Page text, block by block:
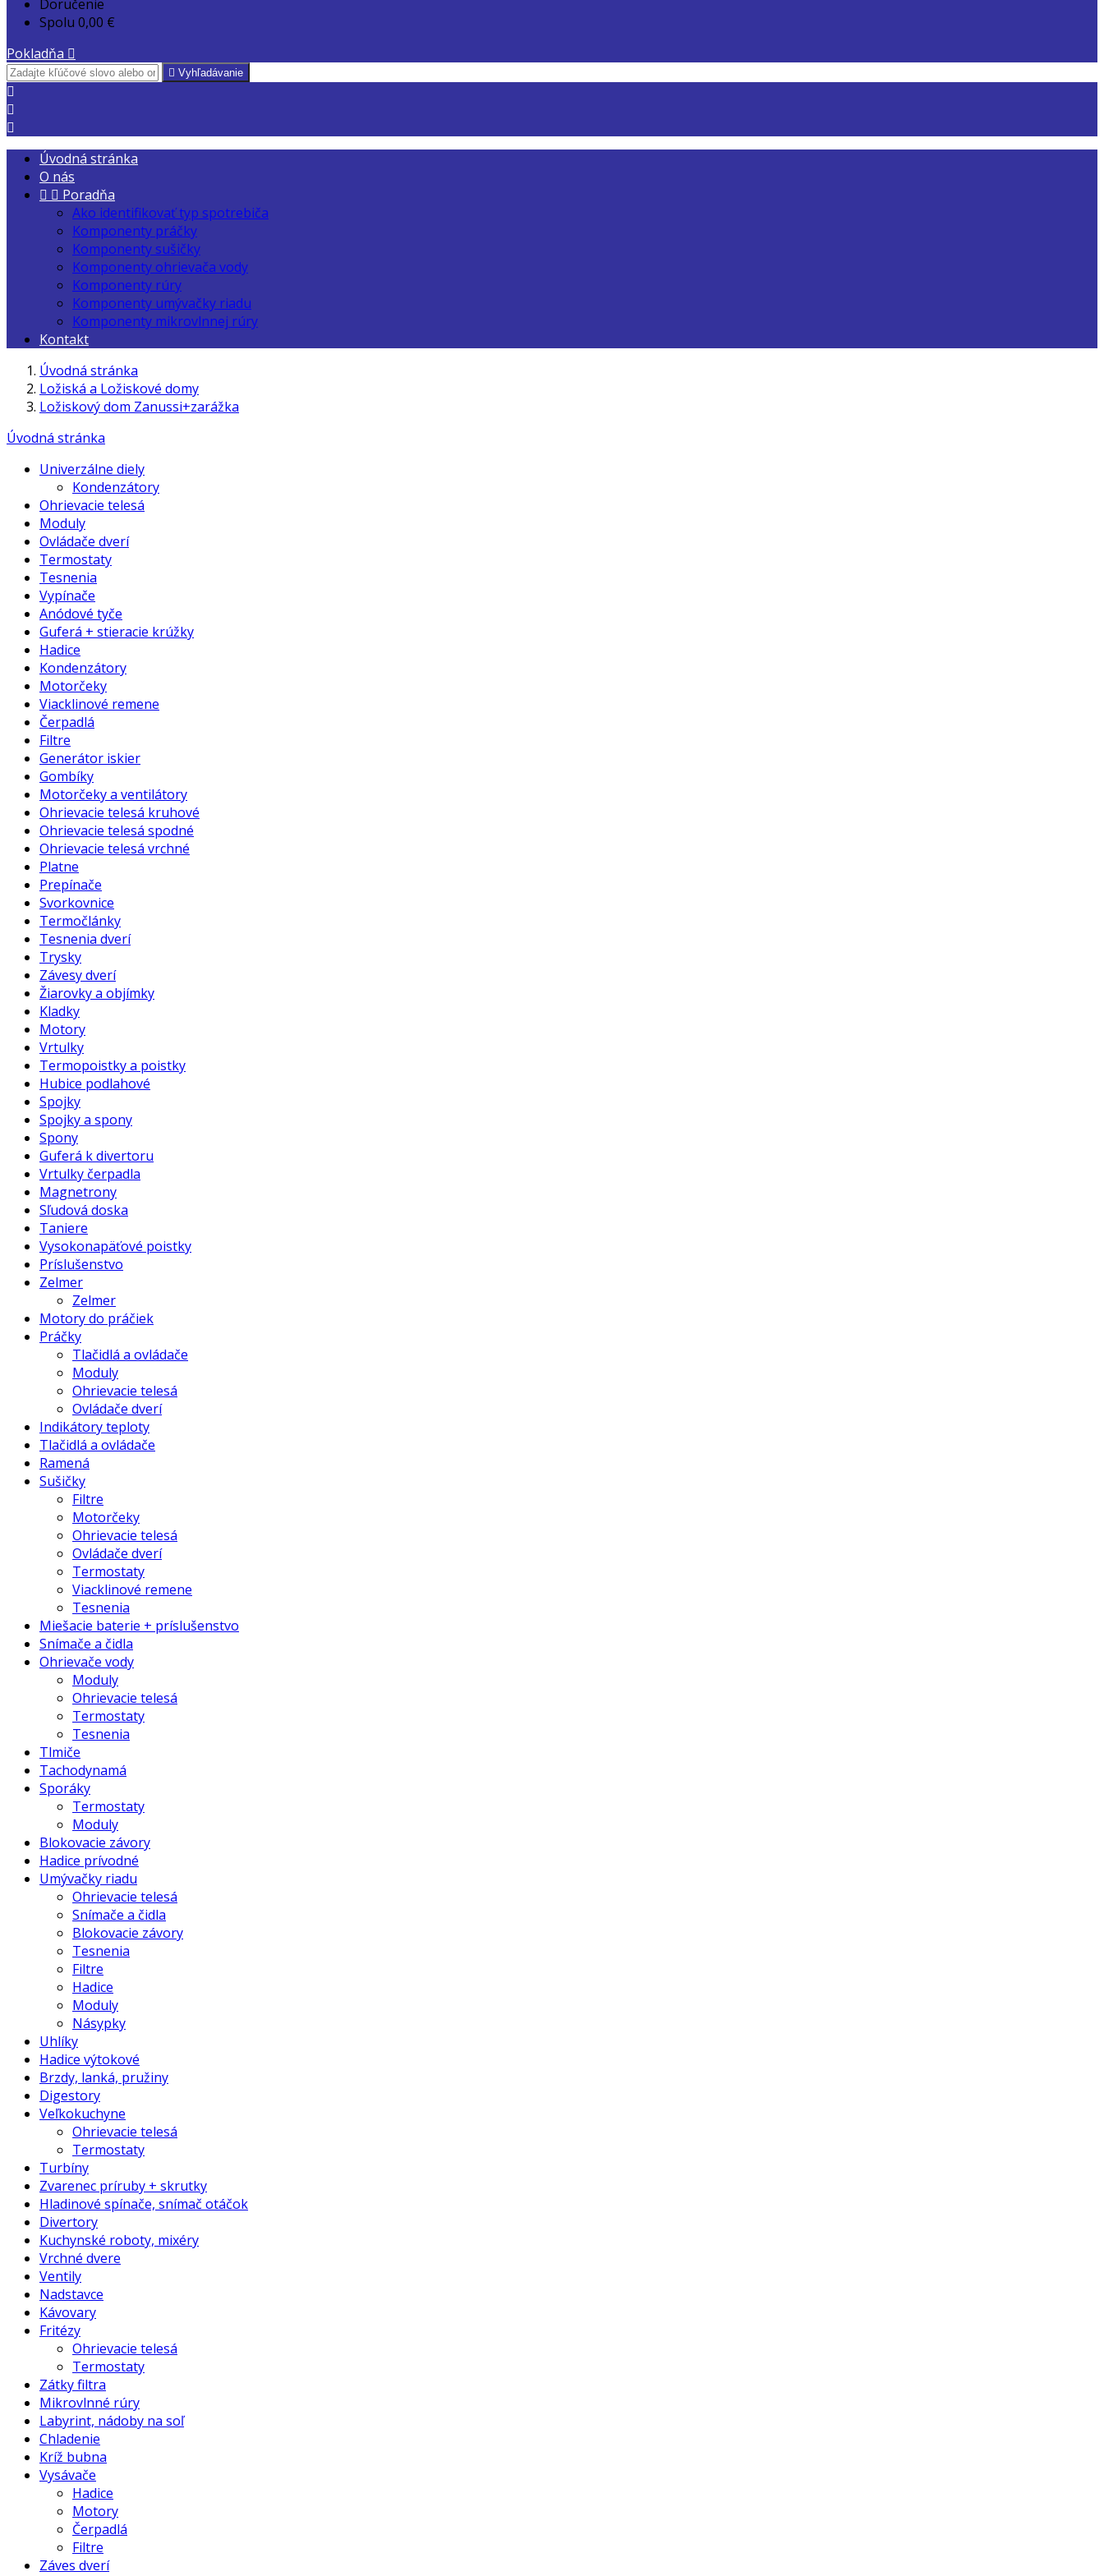
Doručenie
Spolu 0,00 €
Pokladňa 
 Vyhľadávanie



Úvodná stránka
O nás
  Poradňa
Ako identifikovať typ spotrebiča
Komponenty práčky
Komponenty sušičky
Komponenty ohrievača vody
Komponenty rúry
Komponenty umývačky riadu
Komponenty mikrovlnnej rúry
Kontakt
Úvodná stránka
Ložiská a Ložiskové domy
Ložiskový dom Zanussi+zarážka
Úvodná stránka
Univerzálne diely
Kondenzátory
Ohrievacie telesá
Moduly
Ovládače dverí
Termostaty
Tesnenia
Vypínače
Anódové tyče
Guferá + stieracie krúžky
Hadice
Kondenzátory
Motorčeky
Viacklinové remene
Čerpadlá
Filtre
Generátor iskier
Gombíky
Motorčeky a ventilátory
Ohrievacie telesá kruhové
Ohrievacie telesá spodné
Ohrievacie telesá vrchné
Platne
Prepínače
Svorkovnice
Termočlánky
Tesnenia dverí
Trysky
Závesy dverí
Žiarovky a objímky
Kladky
Motory
Vrtulky
Termopoistky a poistky
Hubice podlahové
Spojky
Spojky a spony
Spony
Guferá k divertoru
Vrtulky čerpadla
Magnetrony
Sľudová doska
Taniere
Vysokonapäťové poistky
Príslušenstvo
Zelmer
Zelmer
Motory do práčiek
Práčky
Tlačidlá a ovládače
Moduly
Ohrievacie telesá
Ovládače dverí
Indikátory teploty
Tlačidlá a ovládače
Ramená
Sušičky
Filtre
Motorčeky
Ohrievacie telesá
Ovládače dverí
Termostaty
Viacklinové remene
Tesnenia
Miešacie baterie + príslušenstvo
Snímače a čidla
Ohrievače vody
Moduly
Ohrievacie telesá
Termostaty
Tesnenia
Tlmiče
Tachodynamá
Sporáky
Termostaty
Moduly
Blokovacie závory
Hadice prívodné
Umývačky riadu
Ohrievacie telesá
Snímače a čidla
Blokovacie závory
Tesnenia
Filtre
Hadice
Moduly
Násypky
Uhlíky
Hadice výtokové
Brzdy, lanká, pružiny
Digestory
Veľkokuchyne
Ohrievacie telesá
Termostaty
Turbíny
Zvarenec príruby + skrutky
Hladinové spínače, snímač otáčok
Divertory
Kuchynské roboty, mixéry
Vrchné dvere
Ventily
Nadstavce
Kávovary
Fritézy
Ohrievacie telesá
Termostaty
Zátky filtra
Mikrovlnné rúry
Labyrint, nádoby na soľ
Chladenie
Kríž bubna
Vysávače
Hadice
Motory
Čerpadlá
Filtre
Záves dverí